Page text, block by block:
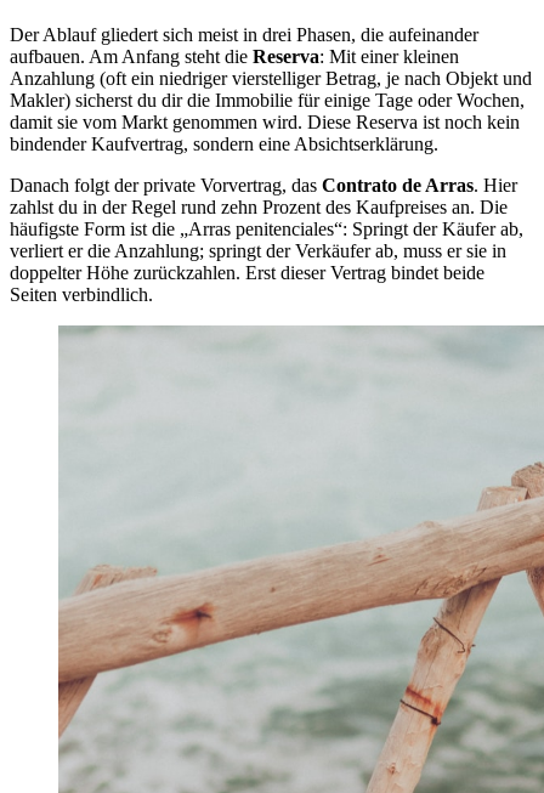
Der Ablauf gliedert sich meist in drei Phasen, die aufeinander
aufbauen. Am Anfang steht die Reserva: Mit einer kleinen
Anzahlung (oft ein niedriger vierstelliger Betrag, je nach Objekt und
Makler) sicherst du dir die Immobilie für einige Tage oder Wochen,
damit sie vom Markt genommen wird. Diese Reserva ist noch kein
bindender Kaufvertrag, sondern eine Absichtserklärung.
Danach folgt der private Vorvertrag, das Contrato de Arras. Hier
zahlst du in der Regel rund zehn Prozent des Kaufpreises an. Die
häufigste Form ist die „Arras penitenciales“: Springt der Käufer ab,
verliert er die Anzahlung; springt der Verkäufer ab, muss er sie in
doppelter Höhe zurückzahlen. Erst dieser Vertrag bindet beide
Seiten verbindlich.